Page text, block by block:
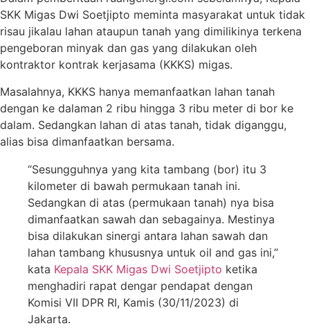
SKK Migas Dwi Soetjipto meminta masyarakat untuk tidak
risau jikalau lahan ataupun tanah yang dimilikinya terkena
pengeboran minyak dan gas yang dilakukan oleh
kontraktor kontrak kerjasama (KKKS) migas.
Masalahnya, KKKS hanya memanfaatkan lahan tanah
dengan ke dalaman 2 ribu hingga 3 ribu meter di bor ke
dalam. Sedangkan lahan di atas tanah, tidak diganggu,
alias bisa dimanfaatkan bersama.
“Sesungguhnya yang kita tambang (bor) itu 3
kilometer di bawah permukaan tanah ini.
Sedangkan di atas (permukaan tanah) nya bisa
dimanfaatkan sawah dan sebagainya. Mestinya
bisa dilakukan sinergi antara lahan sawah dan
lahan tambang khususnya untuk oil and gas ini,”
kata Kepala SKK Migas Dwi Soetjipto ketika
menghadiri rapat dengar pendapat dengan
Komisi VII DPR RI, Kamis (30/11/2023) di
Jakarta.